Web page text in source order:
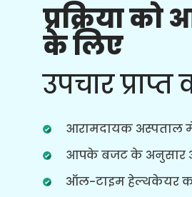
प्रक्रिया
के लिए
उपचार
आरामदायक अस्पताल
आपके बजट के अनुसार
ऑल-टाइम हेल्थकेयर
हमारे लाभ
इलाज के बाद
देखभाल
हर समय आपकी समस्याओं का
जरूरतों पर नियमित अपडेट।